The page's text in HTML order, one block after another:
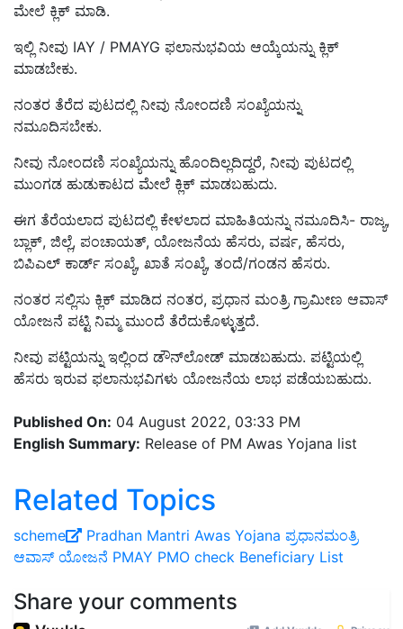
ಮೇಲೆ ಕ್ಲಿಕ್ ಮಾಡಿ.
ಇಲ್ಲಿ ನೀವು IAY / PMAYG ಫಲಾನುಭವಿಯ ಆಯ್ಕೆಯನ್ನು ಕ್ಲಿಕ್
ಮಾಡಬೇಕು.
ನಂತರ ತೆರೆದ ಪುಟದಲ್ಲಿ ನೀವು ನೋಂದಣಿ ಸಂಖ್ಯೆಯನ್ನು
ನಮೂದಿಸಬೇಕು.
ನೀವು ನೋಂದಣಿ ಸಂಖ್ಯೆಯನ್ನು ಹೊಂದಿಲ್ಲದಿದ್ದರೆ, ನೀವು ಪುಟದಲ್ಲಿ
ಮುಂಗಡ ಹುಡುಕಾಟದ ಮೇಲೆ ಕ್ಲಿಕ್ ಮಾಡಬಹುದು.
ಈಗ ತೆರೆಯಲಾದ ಪುಟದಲ್ಲಿ ಕೇಳಲಾದ ಮಾಹಿತಿಯನ್ನು ನಮೂದಿಸಿ- ರಾಜ್ಯ,
ಬ್ಲಾಕ್, ಜಿಲ್ಲೆ, ಪಂಚಾಯತ್, ಯೋಜನೆಯ ಹೆಸರು, ವರ್ಷ, ಹೆಸರು,
ಬಿಪಿಎಲ್ ಕಾರ್ಡ್ ಸಂಖ್ಯೆ, ಖಾತೆ ಸಂಖ್ಯೆ, ತಂದೆ/ಗಂಡನ ಹೆಸರು.
ನಂತರ ಸಲ್ಲಿಸು ಕ್ಲಿಕ್ ಮಾಡಿದ ನಂತರ, ಪ್ರಧಾನ ಮಂತ್ರಿ ಗ್ರಾಮೀಣ ಆವಾಸ್
ಯೋಜನೆ ಪಟ್ಟಿ ನಿಮ್ಮ ಮುಂದೆ ತೆರೆದುಕೊಳ್ಳುತ್ತದೆ.
ನೀವು ಪಟ್ಟಿಯನ್ನು ಇಲ್ಲಿಂದ ಡೌನ್‌ಲೋಡ್ ಮಾಡಬಹುದು. ಪಟ್ಟಿಯಲ್ಲಿ
ಹೆಸರು ಇರುವ ಫಲಾನುಭವಿಗಳು ಯೋಜನೆಯ ಲಾಭ ಪಡೆಯಬಹುದು.
Published On: 04 August 2022, 03:33 PM
English Summary: Release of PM Awas Yojana list
Related Topics
scheme Pradhan Mantri Awas Yojana ಪ್ರಧಾನಮಂತ್ರಿ
ಆವಾಸ್‌ ಯೋಜನೆ PMAY PMO check Beneficiary List
Share your comments